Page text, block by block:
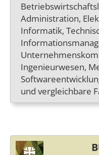
Administration,
Informatik,
Ingenieurwesen,
und vergleichbare